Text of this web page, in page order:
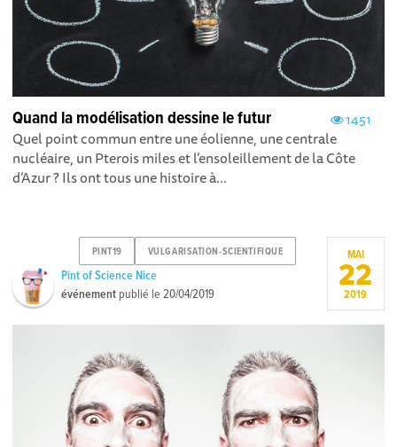
1451
Quand la modélisation dessine le futur
Quel point commun entre une éolienne, une centrale
nucléaire, un Pterois miles et l’ensoleillement de la Côte
d’Azur ? Ils ont tous une histoire à...
PINT19 VULGARISATION-SCIENTIFIQUE
Pint of Science Nice
événement publié le20/04/2019
MAI
22
2019